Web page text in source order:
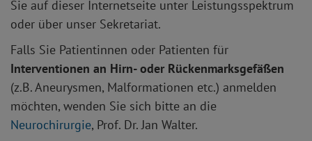
Sie auf dieser Internetseite unter Leistungsspektrum
oder über unser Sekretariat.
Falls Sie Patientinnen oder Patienten für
Interventionen an Hirn- oder Rückenmarksgefäßen
(z.B. Aneurysmen, Malformationen etc.) anmelden
möchten, wenden Sie sich bitte an die
Neurochirurgie, Prof. Dr. Jan Walter.